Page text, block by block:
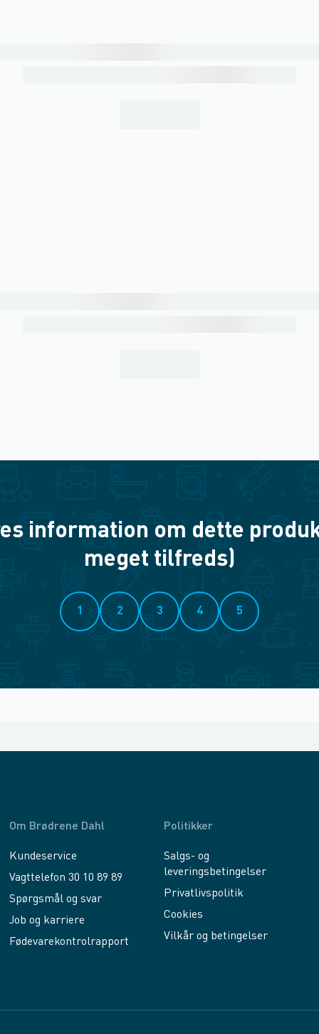
information om dette
meget tilfreds)
1 2 3 4 5
Om Brødrene Dahl
Kundeservice
Vagttelefon 30 10 89 89
Spørgsmål og svar
Job og karriere
Fødevarekontrolrapport
Politikker
Salgs- og
leveringsbetingelser
Privatlivspolitik
Cookies
Vilkår og betingelser